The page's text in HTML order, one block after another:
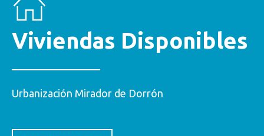
Viviendas Disponibles
Urbanización Mirador de Dorrón